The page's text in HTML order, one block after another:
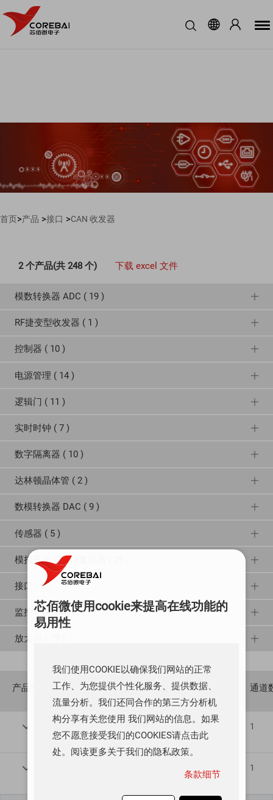
首页>产品 >接口 >CAN 收发器
2 个产品(共 248 个) 下载 excel 文件
模数转换器 ADC ( 19 )
RF捷变型收发器 ( 1 )
控制器 ( 10 )
电源管理 ( 14 )
逻辑门 ( 11 )
实时时钟 ( 7 )
数字隔离器 ( 10 )
达林顿晶体管 ( 2 )
数模转换器 DAC ( 9 )
传感器 ( 5 )
模拟开关与多路复用器 ( 29 )
接口 ( 7 )
监控电路 ( 45 )
放大器 ( 79 )
产品型号 生产状态 通道
 CBM1040A
Data sheet: PDF
 预发布 1
 1
芯佰微使用cookie来提高在线功能的
易用性
我们使用COOKIE以确保我们网站的正常
工作、为您提供个性化服务、提供数据、
流量分析。我们还同合作的第三方分析机
构分享有关您使用 我们网站的信息。如果
您不愿意接受我们的COOKIES请点击此
处。阅读更多关于我们的隐私政策。
条款细节